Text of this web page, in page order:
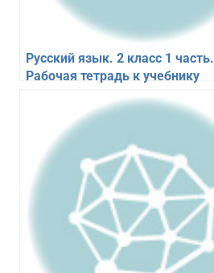
Русский язык. 2 класс 1 часть.
Рабочая тетрадь к учебнику